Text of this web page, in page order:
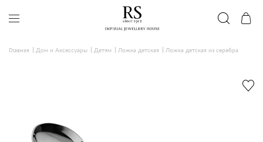
Главная Дом и Аксессуары Детям Ложка детская Ложка детская из серебра